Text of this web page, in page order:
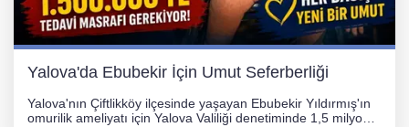
Otomobil Hurdaya Döndü
Yalova'da Ebubekir İçin Umut Seferberliği
Yalova'nın Çiftlikköy ilçesinde yaşayan Ebubekir Yıldırmış'ın
omurilik ameliyatı için Yalova Valiliği denetiminde 1,5 milyon